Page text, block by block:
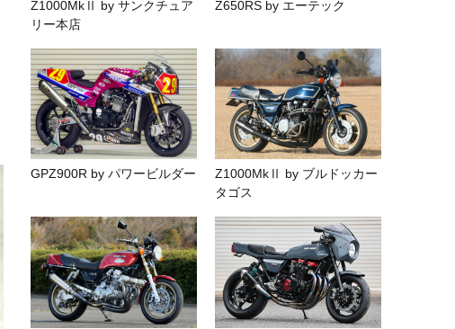
Z1000MkⅡ by サンクチュア
リー本店
Z650RS by エーテック
GPZ900R by パワービルダー
Z1000MkⅡ by ブルドッカー
タゴス